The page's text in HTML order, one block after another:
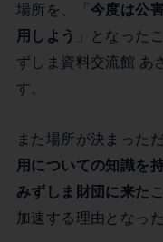
場所を、「 今度は公
用しよう
」となった
ずしま資料交流館 あ
す。
また場所が決まった
用についての知識を
みずしま財団に来た
加速する理由となっ